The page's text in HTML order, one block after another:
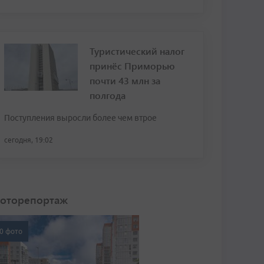
Туристический налог
принёс Приморью
почти 43 млн за
полгода
Поступления выросли более чем втрое
сегодня, 19:02
фото